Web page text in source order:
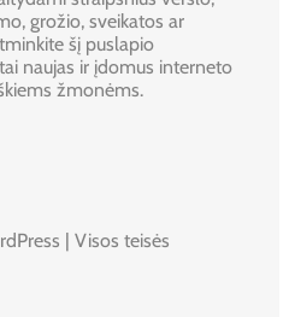
grožio, sveikatos ar
šį puslapio
naujas ir įdomus interneto
žmonėms.
| Visos teisės